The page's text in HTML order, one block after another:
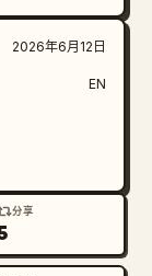
"timeline": [
笔在纸上摩
沙沙”声。" },
逐渐增强。背
2026年6月12日
EN
分享